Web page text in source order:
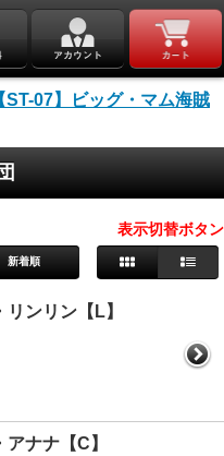
ST-07】ビッグ・マム海賊
表示切替ボタン
新着順
ンリン【L】
ナナ【C】